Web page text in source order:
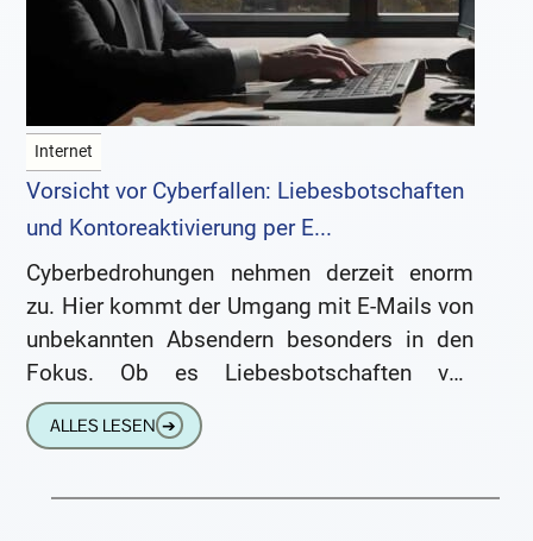
Internet
Vorsicht vor Cyberfallen: Liebesbotschaften
und Kontoreaktivierung per E...
Cyberbedrohungen nehmen derzeit enorm
zu. Hier kommt der Umgang mit E-Mails von
unbekannten Absendern besonders in den
Fokus. Ob es Liebesbotschaften von
Unbekannten sind, dringende
Aufforderungen zur Kontoreaktivierung oder
ALLES LESEN ➔